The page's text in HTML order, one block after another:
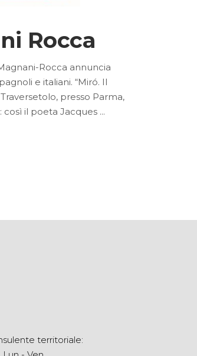
Rocca
Rocca annuncia
e italiani. “Miró. Il
presso Parma,
così il poeta Jacques
territoriale: